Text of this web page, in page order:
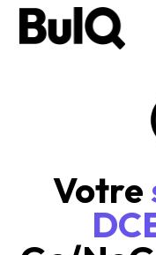
Votre